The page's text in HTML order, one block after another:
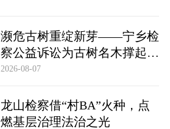
濒危古树重绽新芽——宁乡检
察公益诉讼为古树名木撑起法
治“保护伞”
2026-08-07
龙山检察借“村BA”火种，点
燃基层治理法治之光